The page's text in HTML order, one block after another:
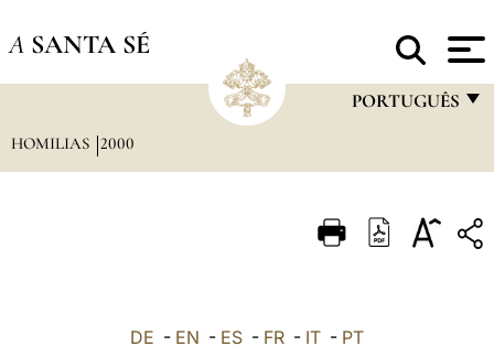
A SANTA SÉ
PORTUGUÊS
ITALIANO
HOMILIAS 2000
DE - EN - ES - FR - IT - PT